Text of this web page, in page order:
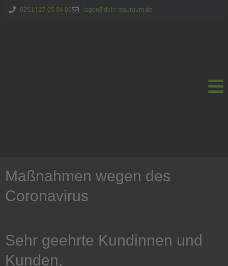
0251 | 27 05 04 03 lager@dein-stauraum.de
Maßnahmen wegen des
Coronavirus
Sehr geehrte Kundinnen und
Kunden,